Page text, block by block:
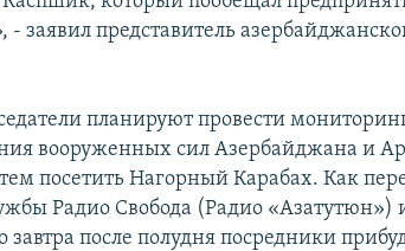
- заявил представитель
планируют провести
вооруженных сил Азербайджана и
посетить Нагорный Карабах. Как
Радио Свобода (Радио «Азатутюн»)
завтра после полудня посредники